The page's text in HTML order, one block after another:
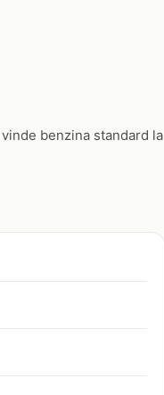
benzina standard la